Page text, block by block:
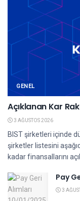
GENEL
Açıklanan Kar
3 AĞUSTOS 2026
BIST şirketleri içinde
şirketler listesini
kadar finansallarını
Pay
3